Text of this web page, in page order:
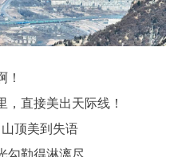
！
，直接美出天际线！
顶美到失语
勾勒得淋漓尽